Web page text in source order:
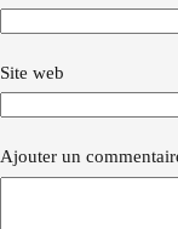
Site web
Ajouter un